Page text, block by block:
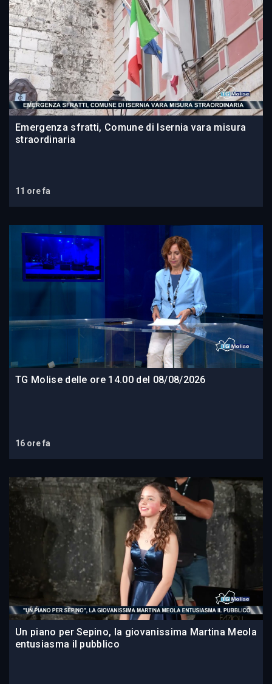
Emergenza sfratti, Comune di Isernia vara misura
straordinaria
11 ore fa
TG Molise delle ore 14.00 del 08/08/2026
16 ore fa
Un piano per Sepino, la giovanissima Martina Meola
entusiasma il pubblico